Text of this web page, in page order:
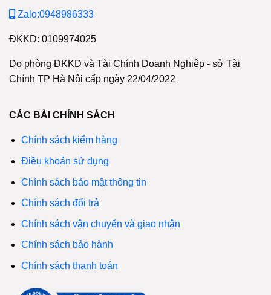
Zalo:0948986333
ĐKKD: 0109974025
Do phòng ĐKKD và Tài Chính Doanh Nghiệp - sở Tài
Chính TP Hà Nội cấp ngày 22/04/2022
CÁC BÀI CHÍNH SÁCH
Chính sách kiểm hàng
Điều khoản sử dụng
Chính sách bảo mật thông tin
Chính sách đổi trả
Chính sách vận chuyển và giao nhận
Chính sách bảo hành
Chính sách thanh toán